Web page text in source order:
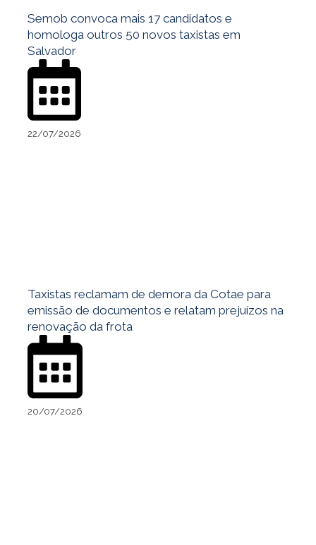
Semob convoca mais 17 candidatos e
homologa outros 50 novos taxistas em
Salvador
22/07/2026
Taxistas reclamam de demora da Cotae para
emissão de documentos e relatam prejuízos na
renovação da frota
20/07/2026